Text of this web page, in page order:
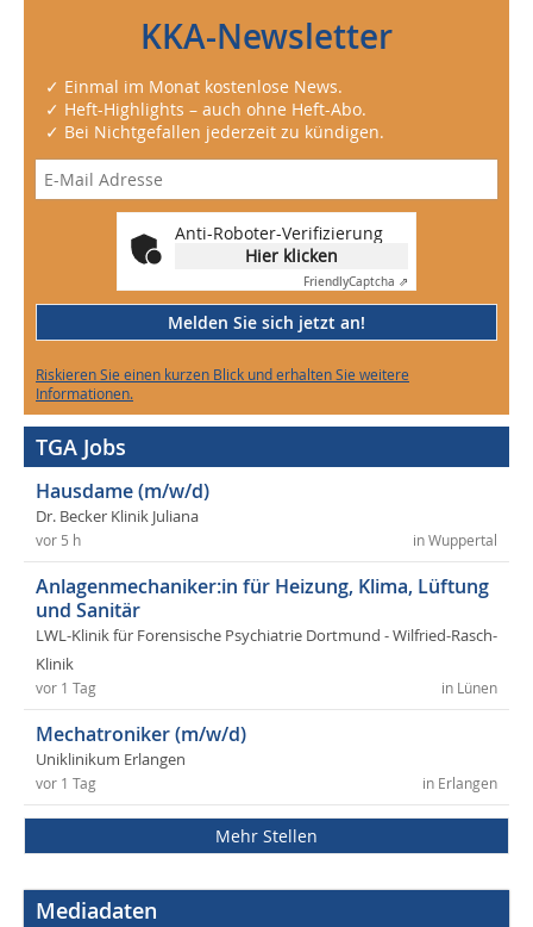
KKA-Newsletter
✓ Einmal im Monat kostenlose News.
✓ Heft-Highlights – auch ohne Heft-Abo.
✓ Bei Nichtgefallen jederzeit zu kündigen.
Anti-Roboter-Verifizierung
Hier klicken
FriendlyCaptcha ⇗
Melden Sie sich jetzt an!
Riskieren Sie einen kurzen Blick und erhalten Sie weitere
Informationen.
TGA Jobs
Hausdame (m/w/d)
Dr. Becker Klinik Juliana
in Wuppertal
vor 5 h
Anlagenmechaniker:in für Heizung, Klima, Lüftung
und Sanitär
LWL-Klinik für Forensische Psychiatrie Dortmund - Wilfried-Rasch-
Klinik
in Lünen
vor 1 Tag
Mechatroniker (m/w/d)
Uniklinikum Erlangen
in Erlangen
vor 1 Tag
Mehr Stellen
Mediadaten